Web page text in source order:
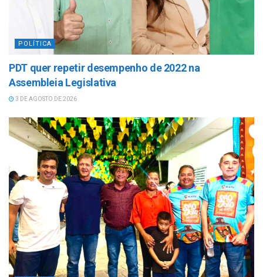
POLÍTICA
PDT quer repetir desempenho de 2022 na
Assembleia Legislativa
3 DE AGOSTO DE 2026